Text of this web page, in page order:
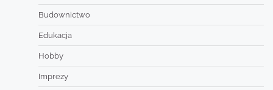
Budownictwo
Edukacja
Hobby
Imprezy